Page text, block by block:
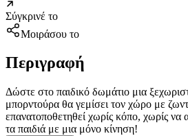
Σύγκρινέ το
Μοιράσου το
Περιγραφή
Δώστε στο παιδικό δωμάτιο μια
μπορντούρα θα γεμίσει τον χώρο με
επανατοποθετηθεί χωρίς κόπο, χωρίς να
τα παιδιά με μια μόνο κίνηση!